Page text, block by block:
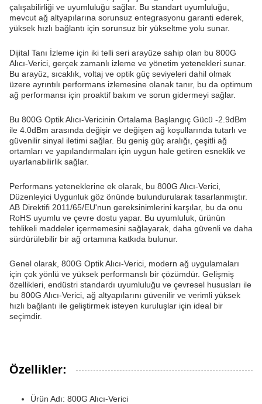
çalışabilirliği ve uyumluluğu sağlar. Bu standart uyumluluğu,
mevcut ağ altyapılarına sorunsuz entegrasyonu garanti ederek,
yüksek hızlı bağlantı için sorunsuz bir yükseltme yolu sunar.
Dijital Tanı İzleme için iki telli seri arayüze sahip olan bu 800G
Alıcı-Verici, gerçek zamanlı izleme ve yönetim yetenekleri sunar.
Bu arayüz, sıcaklık, voltaj ve optik güç seviyeleri dahil olmak
üzere ayrıntılı performans izlemesine olanak tanır, bu da optimum
ağ performansı için proaktif bakım ve sorun gidermeyi sağlar.
Bu 800G Optik Alıcı-Vericinin Ortalama Başlangıç Gücü -2.9dBm
ile 4.0dBm arasında değişir ve değişen ağ koşullarında tutarlı ve
güvenilir sinyal iletimi sağlar. Bu geniş güç aralığı, çeşitli ağ
ortamları ve yapılandırmaları için uygun hale getiren esneklik ve
uyarlanabilirlik sağlar.
Performans yeteneklerine ek olarak, bu 800G Alıcı-Verici,
Düzenleyici Uygunluk göz önünde bulundurularak tasarlanmıştır.
AB Direktifi 2011/65/EU'nun gereksinimlerini karşılar, bu da onu
RoHS uyumlu ve çevre dostu yapar. Bu uyumluluk, ürünün
tehlikeli maddeler içermemesini sağlayarak, daha güvenli ve daha
sürdürülebilir bir ağ ortamına katkıda bulunur.
Genel olarak, 800G Optik Alıcı-Verici, modern ağ uygulamaları
için çok yönlü ve yüksek performanslı bir çözümdür. Gelişmiş
özellikleri, endüstri standardı uyumluluğu ve çevresel hususları ile
bu 800G Alıcı-Verici, ağ altyapılarını güvenilir ve verimli yüksek
hızlı bağlantı ile geliştirmek isteyen kuruluşlar için ideal bir
seçimdir.
Özellikler:
Ürün Adı: 800G Alıcı-Verici